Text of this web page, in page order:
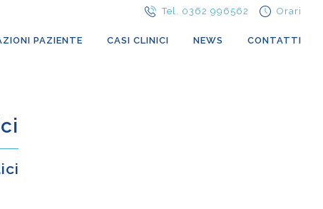
Tel. 0362 996562 Orari
PAZIENTE CASI CLINICI NEWS CONTATTI